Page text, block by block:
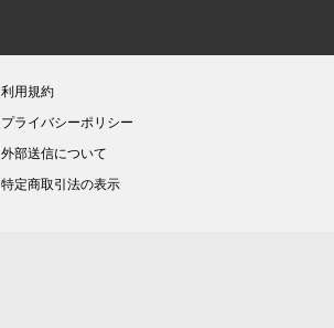
利用規約
プライバシーポリシー
外部送信について
特定商取引法の表示